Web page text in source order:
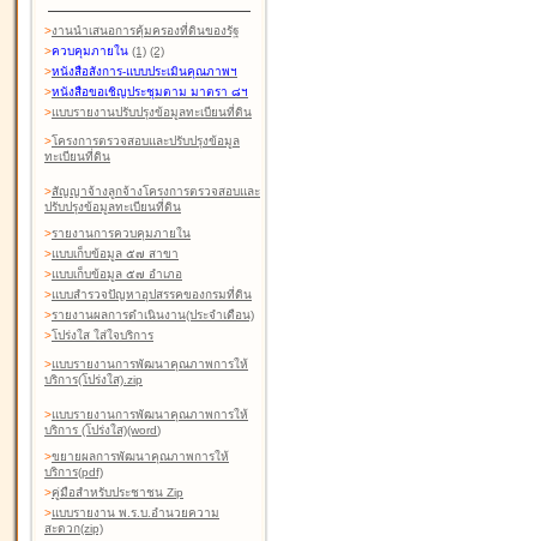
>งานนำเสนอการคุ้มครองที่ดินของรัฐ
>ควบคุมภายใน (1) (2)
>หนังสือสังการ-แบบประเมินคุณภาพฯ
>หนังสือขอเชิญประชุมตาม มาตรา ๘ฯ
>แบบรายงานปรับปรุงข้อมูลทะเบียนที่ดิน
>โครงการตรวจสอบและปรับปรุงข้อมูล
ทะเบียนที่ดิน
>สัญญาจ้างลูกจ้างโครงการตรวจสอบและ
ปรับปรุงข้อมูลทะเบียนที่ดิน
>รายงานการควบคุมภายใน
>แบบเก็บข้อมูล ๕๗ สาขา
>แบบเก็บข้อมูล ๕๗ อำเภอ
>แบบสำรวจปัญหาอุปสรรคของกรมที่ดิน
>รายงานผลการดำเนินงาน(ประจำเดือน)
>โปร่งใส ใส่ใจบริการ
>แบบรายงานการพัฒนาคุณภาพการให้
บริการ(โปร่งใส).zip
>แบบรายงานการพัฒนาคุณภาพการให้
บริการ (โปร่งใส)(word)
>ขยายผลการพัฒนาคุณภาพการให้
บริการ(pdf)
>คู่มือสำหรับประชาชน Zip
>แบบรายงาน พ.ร.บ.อำนวยความ
สะดวก(zip)